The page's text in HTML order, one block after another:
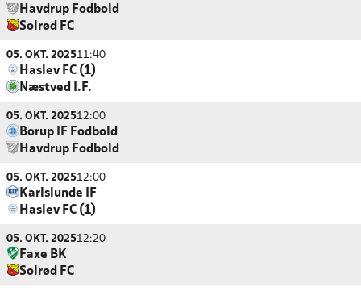
Havdrup Fodbold
Solrød FC
05. OKT. 202511:40
Haslev FC (1)
Næstved I.F.
05. OKT. 202512:00
Borup IF Fodbold
Havdrup Fodbold
05. OKT. 202512:00
Karlslunde IF
Haslev FC (1)
05. OKT. 202512:20
Faxe BK
Solrød FC